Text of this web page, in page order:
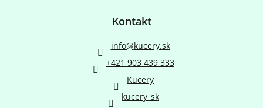
Kontakt
info@kucery.sk
+421 903 439 333
Kucery
kucery_sk